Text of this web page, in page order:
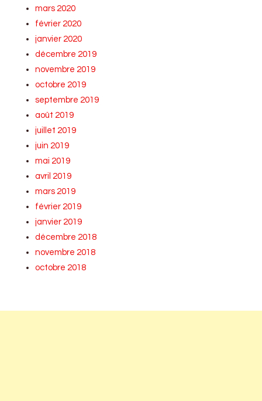
mars 2020
février 2020
janvier 2020
décembre 2019
novembre 2019
octobre 2019
septembre 2019
août 2019
juillet 2019
juin 2019
mai 2019
avril 2019
mars 2019
février 2019
janvier 2019
décembre 2018
novembre 2018
octobre 2018